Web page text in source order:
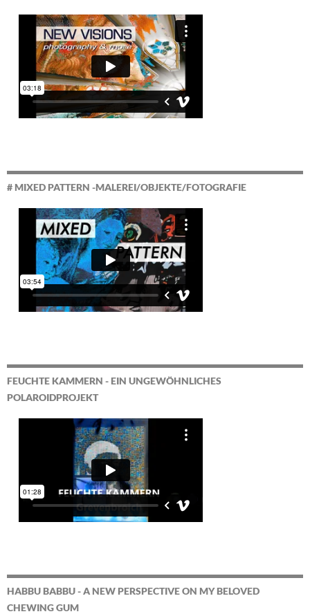
# MIXED PATTERN -MALEREI/OBJEKTE/FOTOGRAFIE
FEUCHTE KAMMERN - EIN UNGEWÖHNLICHES
POLAROIDPROJEKT
HABBU BABBU - A NEW PERSPECTIVE ON MY BELOVED
CHEWING GUM